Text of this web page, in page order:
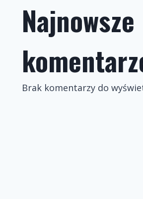
Najnowsze
Brak komentarzy do